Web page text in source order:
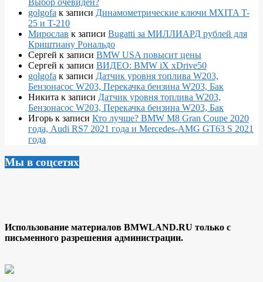
Выбор очевиден?
golgofa к записи Динамометрические ключи MXITA T-
25 и T-210
Мирослав к записи Bugatti за МИЛЛИАРД рублей для
Криштиану Рональдо
Сергей к записи BMW USA повысит цены
Сергей к записи ВИДЕО: BMW iX xDrive50
golgofa к записи Датчик уровня топлива W203,
Бензонасос W203, Перекачка бензина W203, Бак
Никита к записи Датчик уровня топлива W203,
Бензонасос W203, Перекачка бензина W203, Бак
Игорь к записи Кто лучше? BMW M8 Gran Coupe 2020
года, Audi RS7 2021 года и Mercedes-AMG GT63 S 2021
года
Мы в соцсетях
Использование материалов BMWLAND.RU только с
письменного разрешения администрации.